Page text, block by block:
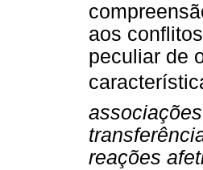
aos
peculiar de
reações